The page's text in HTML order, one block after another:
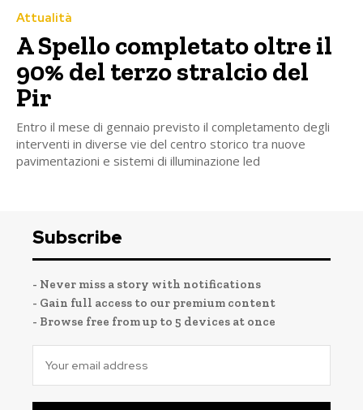
Attualità
A Spello completato oltre il
90% del terzo stralcio del
Pir
Entro il mese di gennaio previsto il completamento degli
interventi in diverse vie del centro storico tra nuove
pavimentazioni e sistemi di illuminazione led
Subscribe
- Never miss a story with notifications
- Gain full access to our premium content
- Browse free from up to 5 devices at once